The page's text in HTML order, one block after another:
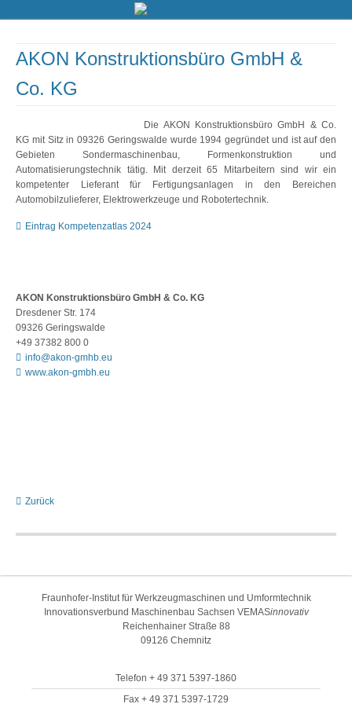
AKON Konstruktionsbüro GmbH &
Co. KG
Die AKON Konstruktionsbüro GmbH & Co.
KG mit Sitz in 09326 Geringswalde wurde 1994 gegründet und ist auf den
Gebieten Sondermaschinenbau, Formenkonstruktion und
Automatisierungstechnik tätig. Mit derzeit 65 Mitarbeitern sind wir ein
kompetenter Lieferant für Fertigungsanlagen in den Bereichen
Automobilzulieferer, Elektrowerkzeuge und Robotertechnik.
Eintrag Kompetenzatlas 2024
AKON Konstruktionsbüro GmbH & Co. KG
Dresdener Str. 174
09326 Geringswalde
+49 37382 800 0
info@akon-gmhb.eu
www.akon-gmbh.eu
Zurück
Fraunhofer-Institut für Werkzeugmaschinen und Umformtechnik
Innovationsverbund Maschinenbau Sachsen VEMASinnovativ
Reichenhainer Straße 88
09126 Chemnitz
Telefon + 49 371 5397-1860
Fax + 49 371 5397-1729